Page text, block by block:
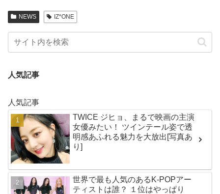
NEWS IZ*ONE
人気記事
人気記事
TWICE ジヒョ、まるで映画の主演
女優みたい！ ツインテール姿で透
明感あふれる魅力を大放出[写真あ
り]
世界で最も人気のあるK-POPアー
ティストは誰？ １位はやっぱり